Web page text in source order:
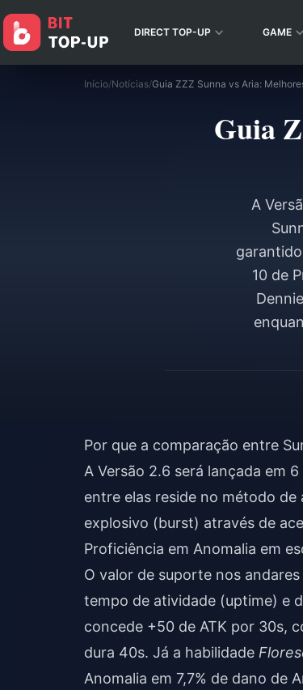
DIRECT TOP-UP GAME
Início/Notícias/Guia ZZZ Sunna vs Aria:
Guia
A
10 de
Por que a comparação entre
A Versão 2.6 será lançada em
entre elas reside no método
explosivo (burst) através de
Proficiência em Anomalia em
O valor de suporte nos
tempo de atividade (uptime) e
concede +50 de ATK por 30s,
dura 40s. Já a habilidade
Anomalia em 7,7% de dano de